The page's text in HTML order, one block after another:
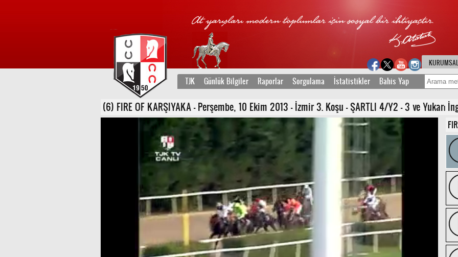
KURUMSAL
TJK Günlük Bilgiler Raporlar Sorgulama İstatistikler Bahis Yap
(6) FIRE OF KARŞIYAKA - Perşembe, 10 Ekim 2013 - İzmir 3. Koşu - ŞARTLI 4/Y2 - 3 ve Yukarı